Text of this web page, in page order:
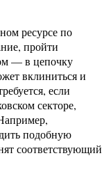
ресурсе по
пройти
— в цепочку
вклиниться и
если
секторе,
подобную
соответствующий